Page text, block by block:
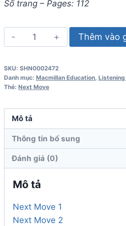
Số trang – Pages: 112
Next
Move
Student's
Book
Macmillan
số
lượng
Thêm vào
SKU: SHN0002472
Danh mục: Macmillan Education, Listening
Thẻ: Next Move
Mô tả
Thông tin bổ sung
Đánh giá (0)
Mô tả
Next Move 1
Next Move 2